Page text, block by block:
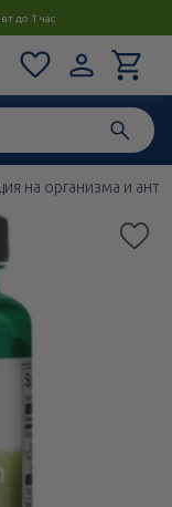
до 1 час
на организма и